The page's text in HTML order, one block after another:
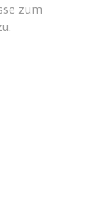
zum